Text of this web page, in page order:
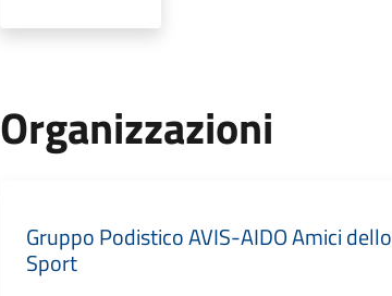
Organizzazioni
Gruppo Podistico AVIS-AIDO Amici dello
Sport